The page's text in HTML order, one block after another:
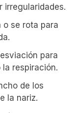
irregularidades.
o se rota para
para
respiración.
de los
la nariz.